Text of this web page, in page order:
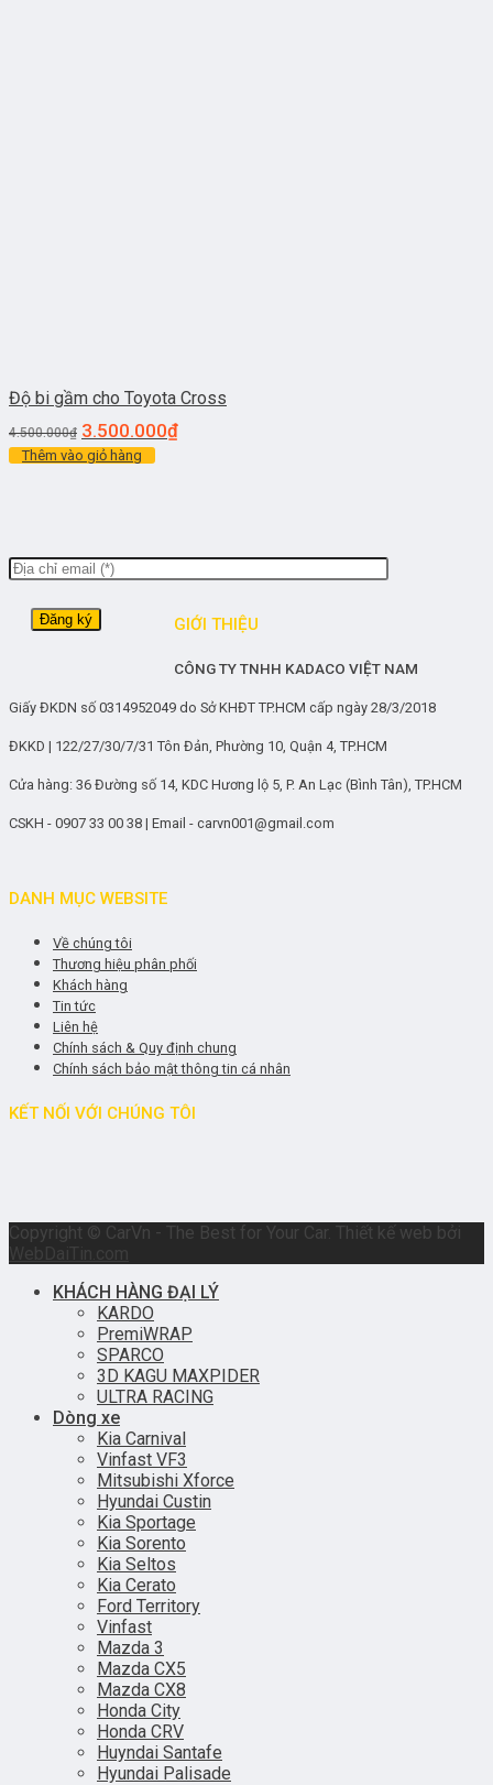
Độ bi gầm cho Toyota Cross
4.500.000₫ 3.500.000₫
Thêm vào giỏ hàng
GIỚI THIỆU
CÔNG TY TNHH KADACO VIỆT NAM
Giấy ĐKDN số 0314952049 do Sở KHĐT TP.HCM cấp ngày 28/3/2018
ĐKKD | 122/27/30/7/31 Tôn Đản, Phường 10, Quận 4, TP.HCM
Cửa hàng: 36 Đường số 14, KDC Hương lộ 5, P. An Lạc (Bình Tân), TP.HCM
CSKH - 0907 33 00 38 | Email - carvn001@gmail.com
DANH MỤC WEBSITE
Về chúng tôi
Thương hiệu phân phối
Khách hàng
Tin tức
Liên hệ
Chính sách & Quy định chung
Chính sách bảo mật thông tin cá nhân
KẾT NỐI VỚI CHÚNG TÔI
Copyright © CarVn - The Best for Your Car. Thiết kế web bởi
WebDaiTin.com
KHÁCH HÀNG ĐẠI LÝ
KARDO
PremiWRAP
SPARCO
3D KAGU MAXPIDER
ULTRA RACING
Dòng xe
Kia Carnival
Vinfast VF3
Mitsubishi Xforce
Hyundai Custin
Kia Sportage
Kia Sorento
Kia Seltos
Kia Cerato
Ford Territory
Vinfast
Mazda 3
Mazda CX5
Mazda CX8
Honda City
Honda CRV
Huyndai Santafe
Hyundai Palisade